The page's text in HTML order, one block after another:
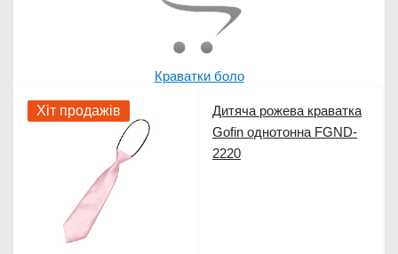
Краватки боло
Хіт продажів
Дитяча рожева краватка
Gofin однотонна FGND-
2220